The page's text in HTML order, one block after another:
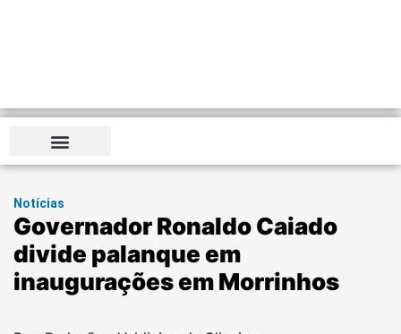
Notícias
Governador Ronaldo Caiado
divide palanque em
inaugurações em Morrinhos